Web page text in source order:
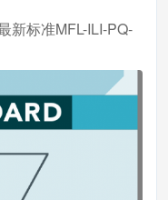
新标准MFL-ILI-PQ-